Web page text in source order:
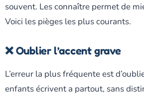
souvent. Les connaître permet de
Voici les pièges les plus courants.
❌ Oublier l’accent grave
L’erreur la plus fréquente est
enfants écrivent a partout, sans